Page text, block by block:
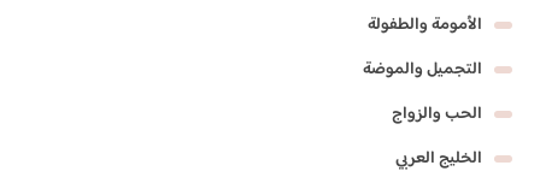
الأمومة والطفولة
التجميل والموضة
الحب والزواج
الخليج العربي